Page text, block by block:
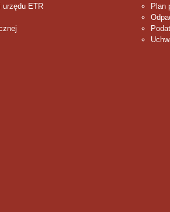
urzędu ETR
Plan